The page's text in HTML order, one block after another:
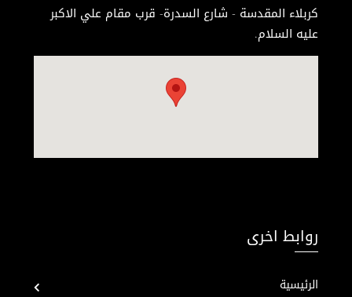
كربلاء المقدسة - شارع السدرة- قرب مقام علي الاكبر
عليه السلام.
روابط اخرى
الرئيسية